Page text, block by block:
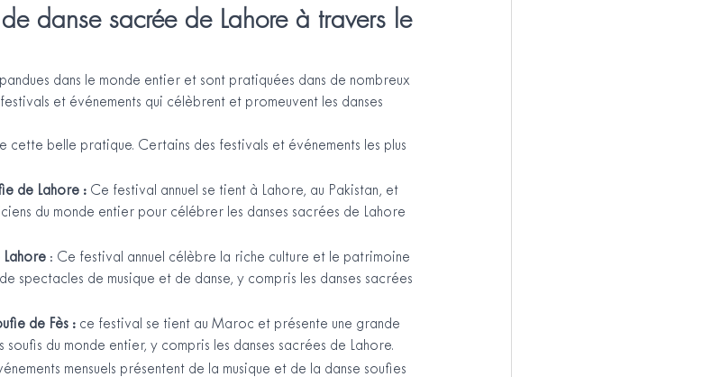
danse sacrée de Lahore à travers le
dans le monde entier et sont pratiquées dans de nombreux
et événements qui célèbrent et promeuvent les danses
belle pratique. Certains des festivals et événements les plus
de Lahore : Ce festival annuel se tient à Lahore, au Pakistan, et
du monde entier pour célébrer les danses sacrées de Lahore
Lahore : Ce festival annuel célèbre la riche culture et le patrimoine
spectacles de musique et de danse, y compris les danses sacrées
de Fès : ce festival se tient au Maroc et présente une grande
du monde entier, y compris les danses sacrées de Lahore.
mensuels présentent de la musique et de la danse soufies